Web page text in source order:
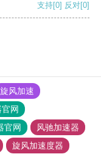
支持[0] 反对[0]
旋风加速
网
官网
风驰加速器
旋风加速度器